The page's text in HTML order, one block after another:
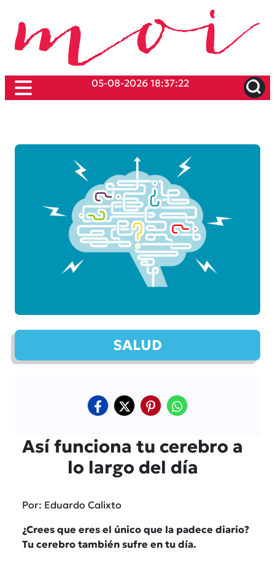
05-08-2026 18:37:22
SALUD
Así funciona tu cerebro a
lo largo del día
Por: Eduardo Calixto
¿Crees que eres el único que la padece diario?
Tu cerebro también sufre en tu día.